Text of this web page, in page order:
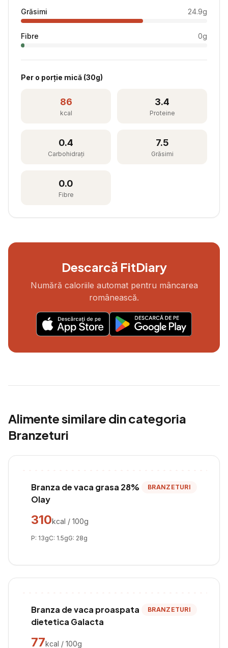
Grăsimi 24.9g
Fibre 0g
Per o porție mică (30g)
86
kcal
3.4
Proteine
0.4
Carbohidrați
7.5
Grăsimi
0.0
Fibre
Descarcă FitDiary
Numără caloriile automat pentru mâncarea
românească.
Alimente similare din categoria
Branzeturi
Branza de vaca grasa 28%
Olay
BRANZETURI
310kcal / 100g
P: 13gC: 1.5gG: 28g
Branza de vaca proaspata
dietetica Galacta
BRANZETURI
77kcal / 100g